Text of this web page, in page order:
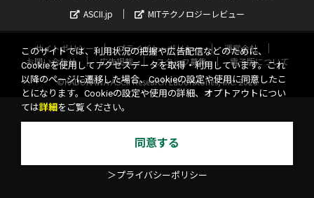
ASCII.jp
MITテクノロジーレビュー
サイトポリシー プライバシーポリシー
運営会社
お問い合わせ
広告掲載 スタッフ募集
電子版について
©KADOKAWA ASCII Research Laboratories, Inc. 2026
このサイトでは、利用状況の把握や広告配信などのために、
Cookieを使用してアクセスデータを取得・利用しています。これ
以降のページに遷移した場合、Cookieの設定や使用に同意したこ
とになります。Cookieの設定や使用の詳細、オプトアウトについ
ては詳細 をご覧ください。
同意する
＞プライバシーポリシー